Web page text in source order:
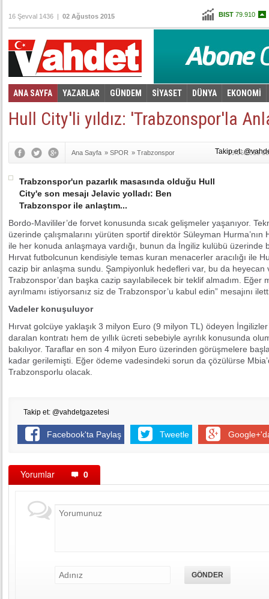
BIST 79.910
Altın97,761
Euro 3,0425
16 Şevval 1436 | 02 Ağustos 2015
ANA SAYFA YAZARLAR GÜNDEM SİYASET DÜNYA EKONOMİ
Foto Galeri Video Galeri
Hull City'li yıldız: 'Trabzonspor'la
Ana Sayfa » SPOR » Trabzonspor 19.06.2015
Trabzonspor'un pazarlık masasında olduğu Hull
City'e son mesajı Jelavic yolladı: Ben
Trabzonspor ile anlaştım...
Bordo-Mavililer’de forvet konusunda sıcak gelişmeler yaşanıyor.
üzerinde çalışmalarını yürüten sportif direktör Süleyman Hurma’nın
ile her konuda anlaşmaya vardığı, bunun da İngiliz kulübü üzerinde
Hırvat futbolcunun kendisiyle temas kuran menacerler aracılığı ile
cazip bir anlaşma sundu. Şampiyonluk hedefleri var, bu da heyecan
Trabzonspor’dan başka cazip sayılabilecek bir teklif almadım. Eğer
ayrılmamı istiyorsanız siz de Trabzonspor’u kabul edin” mesajını
Vadeler konuşuluyor
Hırvat golcüye yaklaşık 3 milyon Euro (9 milyon TL) ödeyen
daralan kontratı hem de yıllık ücreti sebebiyle ayrılık konusunda
bakılıyor. Taraflar en son 4 milyon Euro üzerinden görüşmelere
kadar gerilemişti. Eğer ödeme vadesindeki sorun da çözülürse
Trabzonsporlu olacak.
Takip et: @vahdetgazetesi
Facebook'ta Paylaş Tweetle
Yorumlar 0
Takip et: